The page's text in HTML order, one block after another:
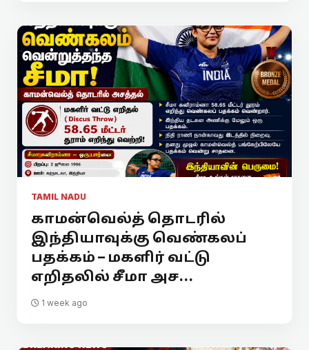
TAMIL NADU
காமன்வெல்த் தொடரில்
இந்தியாவுக்கு வெண்கலப்
பதக்கம் – மகளிர் வட்டு
எறிதலில் சீமா அச...
1 week ago